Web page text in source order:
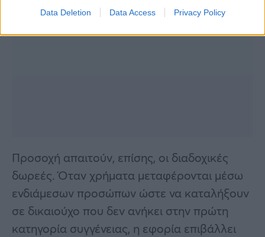
Data Deletion Data Access Privacy Policy
Προσοχή απαιτούν, επίσης, οι διαδοχικές
δωρεές. Όταν χρήματα μεταφέρονται μέσω
ενδιάμεσων προσώπων ώστε να καταλήξουν
σε δικαιούχο που δεν ανήκει στην πρώτη
κατηγορία συγγένειας, η εφορία επιβάλλει